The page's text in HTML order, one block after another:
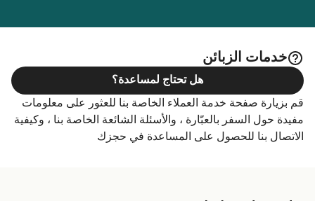
خدمات الزبائن
قم بزيارة صفحة خدمة العملاء الخاصة بنا للعثور على معلومات
مفيدة حول السفر بالعبّارة ، والأسئلة الشائعة الخاصة بنا ، وكيفية
الاتصال بنا للحصول على المساعدة في حجزك
هل تحتاج لمساعدة؟